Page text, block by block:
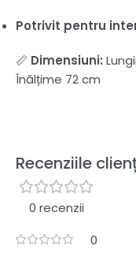
Potrivit pentru
📏 Dimensiuni:
Înălțime 72 cm
Recenziile
0 recenzii
0